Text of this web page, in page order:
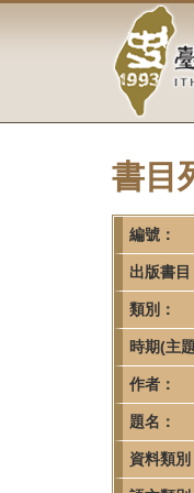
容
中
央
研
究
院-
臺
灣
史
研
究
所-
書目
編號：
出版書目
類別：
時期(主
作者：
題名：
資料類別